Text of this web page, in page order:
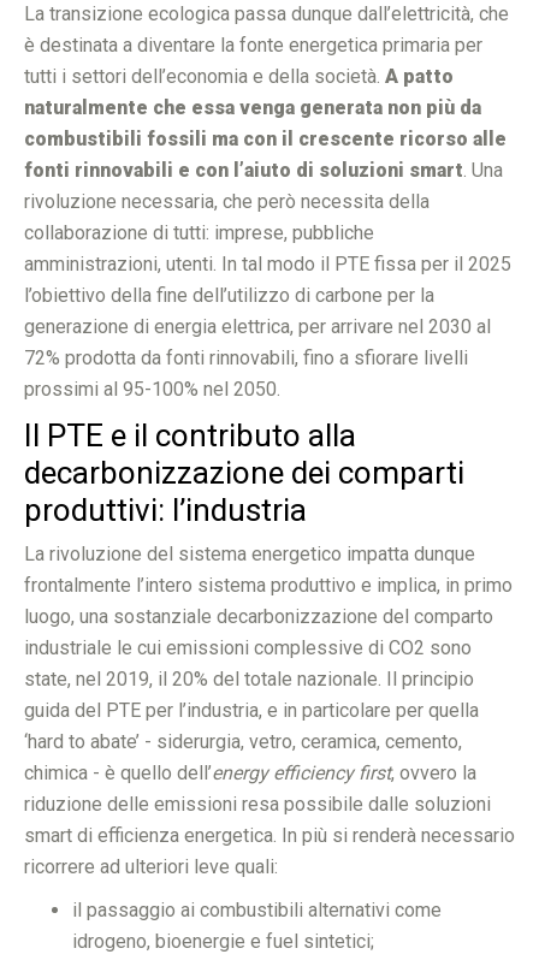
La transizione ecologica passa dunque dall’elettricità, che
è destinata a diventare la fonte energetica primaria per
tutti i settori dell’economia e della società. A patto
naturalmente che essa venga generata non più da
combustibili fossili ma con il crescente ricorso alle
fonti rinnovabili e con l’aiuto di soluzioni smart. Una
rivoluzione necessaria, che però necessita della
collaborazione di tutti: imprese, pubbliche
amministrazioni, utenti. In tal modo il PTE fissa per il 2025
l’obiettivo della fine dell’utilizzo di carbone per la
generazione di energia elettrica, per arrivare nel 2030 al
72% prodotta da fonti rinnovabili, fino a sfiorare livelli
prossimi al 95-100% nel 2050.
Il PTE e il contributo alla
decarbonizzazione dei comparti
produttivi: l’industria
La rivoluzione del sistema energetico impatta dunque
frontalmente l’intero sistema produttivo e implica, in primo
luogo, una sostanziale decarbonizzazione del comparto
industriale le cui emissioni complessive di CO2 sono
state, nel 2019, il 20% del totale nazionale. Il principio
guida del PTE per l’industria, e in particolare per quella
‘hard to abate’ - siderurgia, vetro, ceramica, cemento,
chimica - è quello dell’energy efficiency first, ovvero la
riduzione delle emissioni resa possibile dalle soluzioni
smart di efficienza energetica. In più si renderà necessario
ricorrere ad ulteriori leve quali:
il passaggio ai combustibili alternativi come
idrogeno, bioenergie e fuel sintetici;